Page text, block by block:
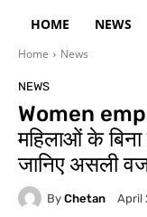
HOME NEWS
Home News
NEWS
Women
महिलाओं के
जानिए असली
By Chetan April